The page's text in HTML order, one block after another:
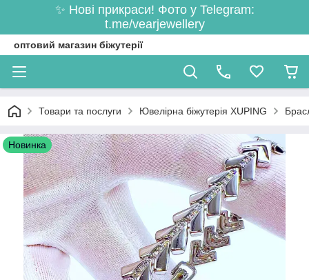
✨ Нові прикраси! Фото у Telegram:
t.me/vearjewellery
оптовий магазин біжутерії
Товари та послуги Ювелірна біжутерія XUPING
Новинка